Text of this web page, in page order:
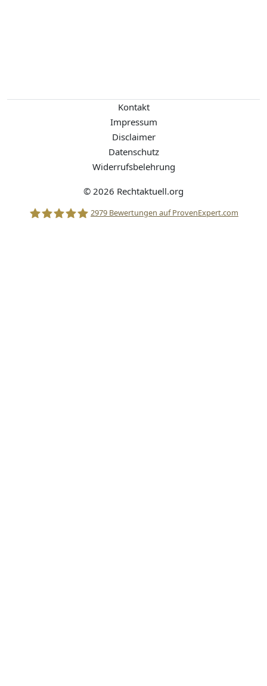
Kontakt
Impressum
Disclaimer
Datenschutz
Widerrufsbelehrung
© 2026 Rechtaktuell.org
2979 Bewertungen auf ProvenExpert.com